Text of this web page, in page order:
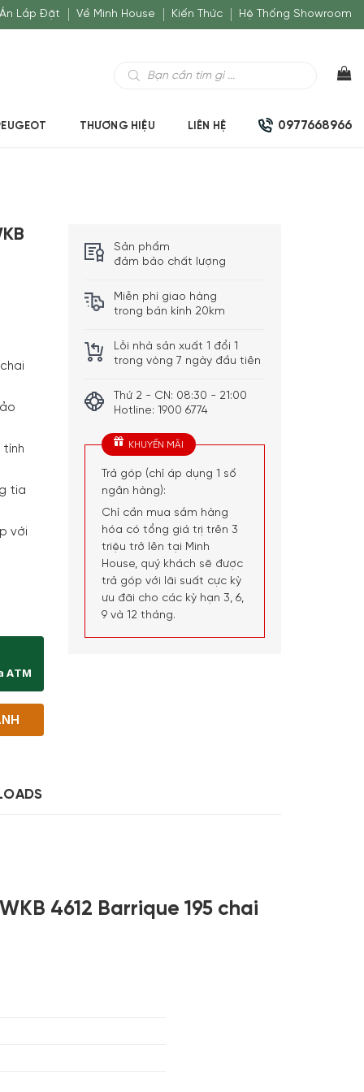
Lắp Đặt Về Minh House Kiến Thức Hệ Thống Showroom
kiếm
THƯƠNG HIỆU LIÊN HỆ 0977668966
tính
tia
với
Barrique 195 chai độc lập số lượng
ATM
Sản phẩm
đảm bảo chất lượng
Miễn phí giao hàng
trong bán kính 20km
Lỗi nhà sản xuất 1 đổi 1
trong vòng 7 ngày đầu tiên
Thứ 2 - CN: 08:30 - 21:00
Hotline: 1900 6774
KHUYẾN MÃI
Trả góp (chỉ áp dụng 1 số
ngân hàng):
Chỉ cần mua sắm hàng
hóa có tổng giá trị trên 3
triệu trở lên tại Minh
House, quý khách sẽ được
trả góp với lãi suất cực kỳ
ưu đãi cho các kỳ hạn 3, 6,
9 và 12 tháng.
4612 Barrique 195 chai